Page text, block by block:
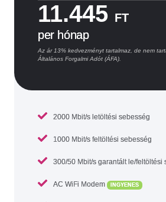
11.445 FT
per hónap
Az ár 13% kedvezményt tartalmaz, de nem
Általános Forgalmi Adót (ÁFA).
2000 Mbit/s letöltési sebesség
1000 Mbit/s feltöltési sebesség
300/50 Mbit/s garantált le/feltöltési
AC WiFi Modem INGYENES